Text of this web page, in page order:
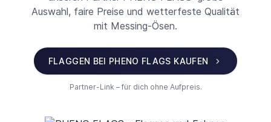
Auswahl, faire Preise und wetterfeste Qualität
mit Messing-Ösen.
FLAGGEN BEI PHENO FLAGS KAUFEN
Partner-Link – für dich ohne Aufpreis.